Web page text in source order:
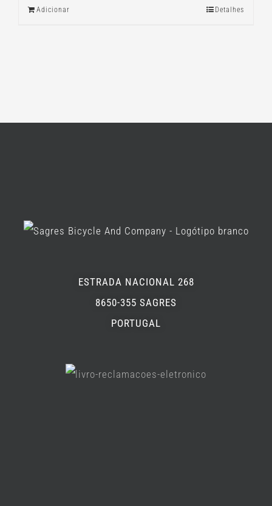
Adicionar Detalhes
ESTRADA NACIONAL 268
8650-355 SAGRES
PORTUGAL